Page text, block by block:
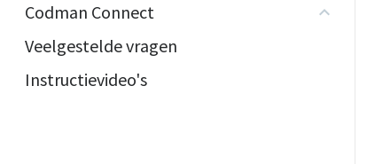
Codman Connect
Veelgestelde vragen
Instructievideo's